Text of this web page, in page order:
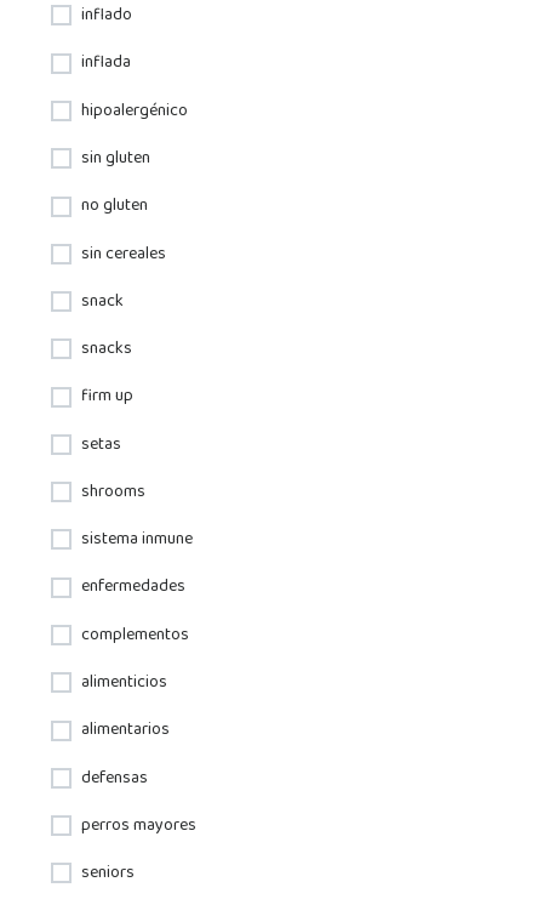
inflado
inflada
hipoalergénico
sin gluten
no gluten
sin cereales
snack
snacks
firm up
setas
shrooms
sistema inmune
enfermedades
complementos
alimenticios
alimentarios
defensas
perros mayores
seniors